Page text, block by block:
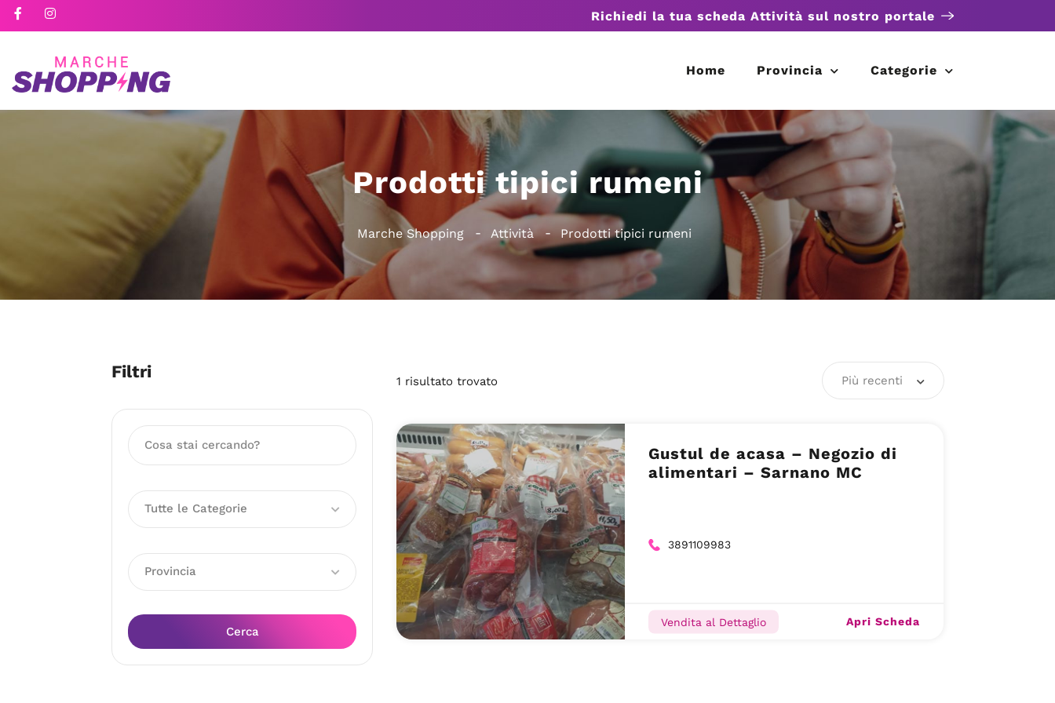
Richiedi la tua scheda Attività sul nostro portale
Home Provincia Categorie
Prodotti tipici rumeni
Marche Shopping Attività Prodotti tipici rumeni
Filtri
Tutte le Categorie
Provincia
Cerca
1 risultato trovato Più recenti
Gustul de acasa – Negozio di
alimentari – Sarnano MC
3891109983
Vendita al Dettaglio Apri Scheda